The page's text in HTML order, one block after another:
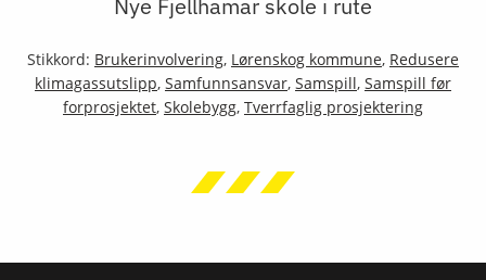
Nye Fjellhamar skole i rute
Stikkord: Brukerinvolvering, Lørenskog kommune, Redusere
klimagassutslipp, Samfunnsansvar, Samspill, Samspill før
forprosjektet, Skolebygg, Tverrfaglig prosjektering